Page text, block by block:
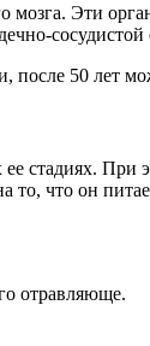
Эти
50 лет
стадиях.
что он
отравляюще.